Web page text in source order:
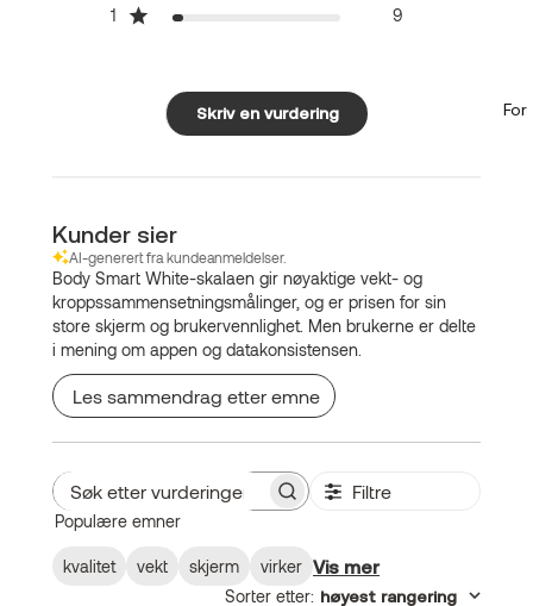
1
9
Skriv en vurdering
Kunder sier
AI-generert fra kundeanmeldelser.
Body Smart White-skalaen gir nøyaktige vekt- og
kroppssammensetningsmålinger, og er prisen for sin
store skjerm og brukervennlighet. Men brukerne er delte
i mening om appen og datakonsistensen.
Les sammendrag etter emne
Søk
etter
Filtre
Populære emner
kvalitet vekt skjerm virker Vis mer
Sorter etter: høyest rangering